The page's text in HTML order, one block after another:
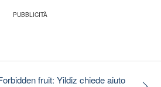
fruit: Yildiz chiede aiuto